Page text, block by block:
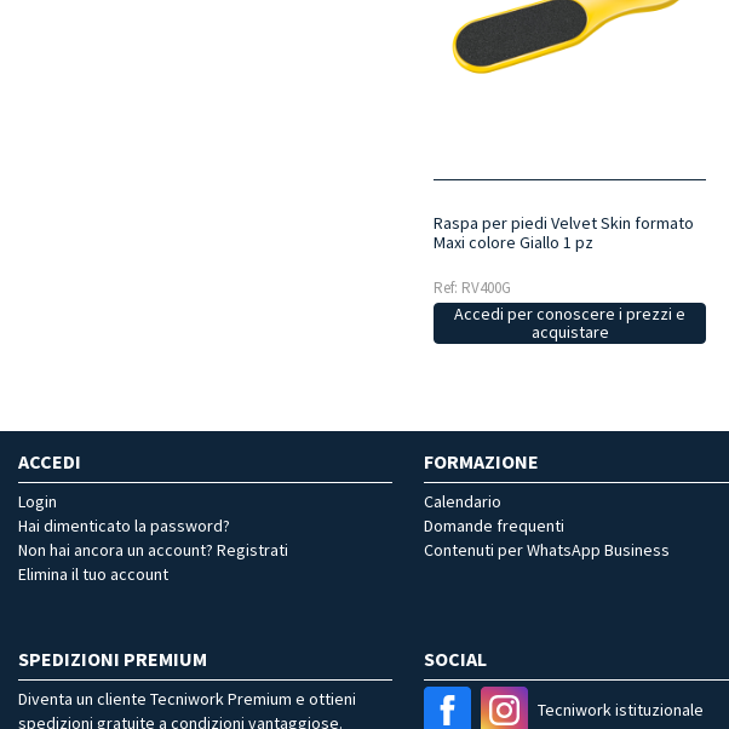
Raspa per piedi Velvet Skin formato
Maxi colore Giallo 1 pz
Ref: RV400G
Accedi per conoscere i prezzi e
acquistare
ACCEDI
Login
Hai dimenticato la password?
Non hai ancora un account? Registrati
Elimina il tuo account
FORMAZIONE
Calendario
Domande frequenti
Contenuti per WhatsApp Business
SPEDIZIONI PREMIUM
Diventa un cliente Tecniwork Premium e ottieni
spedizioni gratuite a condizioni vantaggiose.
SOCIAL
Tecniwork istituzionale